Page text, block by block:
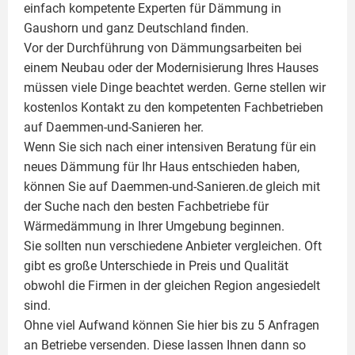
einfach kompetente Experten für Dämmung in
Gaushorn und ganz Deutschland finden.
Vor der Durchführung von Dämmungsarbeiten bei
einem Neubau oder der Modernisierung Ihres Hauses
müssen viele Dinge beachtet werden. Gerne stellen wir
kostenlos Kontakt zu den kompetenten Fachbetrieben
auf Daemmen-und-Sanieren her.
Wenn Sie sich nach einer intensiven Beratung für ein
neues Dämmung für Ihr Haus entschieden haben,
können Sie auf Daemmen-und-Sanieren.de gleich mit
der Suche nach den besten Fachbetriebe für
Wärmedämmung in Ihrer Umgebung beginnen.
Sie sollten nun verschiedene Anbieter vergleichen. Oft
gibt es große Unterschiede in Preis und Qualität
obwohl die Firmen in der gleichen Region angesiedelt
sind.
Ohne viel Aufwand können Sie hier bis zu 5 Anfragen
an Betriebe versenden. Diese lassen Ihnen dann so